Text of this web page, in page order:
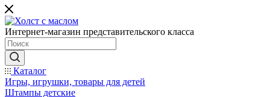
Интернет-магазин представительского класса
Каталог
Игры, игрушки, товары для детей
Штампы детские